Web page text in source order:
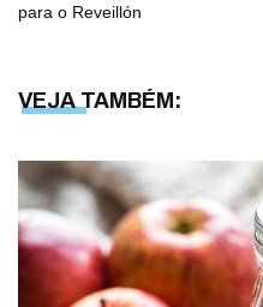
para o Reveillón
VEJA TAMBÉM: